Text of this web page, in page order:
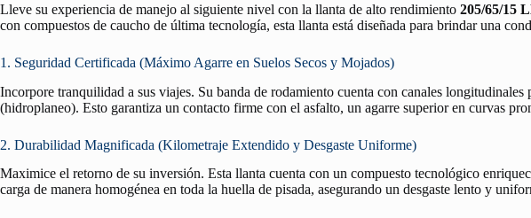
Lleve su experiencia de manejo al siguiente nivel con la llanta de alto rendimiento 205/65/15
con compuestos de caucho de última tecnología, esta llanta está diseñada para brindar una
1. Seguridad Certificada (Máximo Agarre en Suelos Secos y Mojados)
Incorpore tranquilidad a sus viajes. Su banda de rodamiento cuenta con canales
(hidroplaneo). Esto garantiza un contacto firme con el asfalto, un agarre superior en curvas
2. Durabilidad Magnificada (Kilometraje Extendido y Desgaste Uniforme)
Maximice el retorno de su inversión. Esta llanta cuenta con un compuesto tecnológico
carga de manera homogénea en toda la huella de pisada, asegurando un desgaste lento y